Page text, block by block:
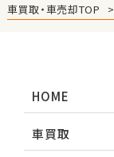
車買取・車売却TOP
HOME
車買取